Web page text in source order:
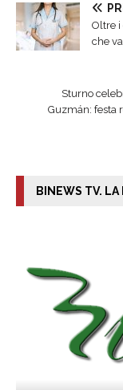
Oltre i
che
Sturno
Guzmán: festa
BINEWS TV.